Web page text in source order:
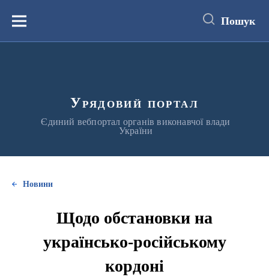
вмістуМеню Пошук
Урядовий портал
Єдиний вебпортал органів виконавчої влади
України
Новини
Щодо обстановки на
українсько-російському
кордоні